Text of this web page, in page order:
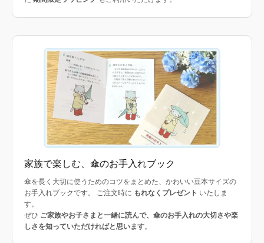
家族で楽しむ、傘のお手入れブック
傘を長く大切に使うためのコツをまとめた、かわいい豆本サイズの
お手入れブックです。 ご注文時に もれなくプレゼント いたしま
す。
ぜひ ご家族やお子さまと一緒に読んで、傘のお手入れの大切さや楽
しさを知っていただければと思います。